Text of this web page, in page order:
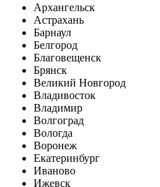
Архангельск
Астрахань
Барнаул
Белгород
Благовещенск
Брянск
Великий Новгород
Владивосток
Владимир
Волгоград
Вологда
Воронеж
Екатеринбург
Иваново
Ижевск